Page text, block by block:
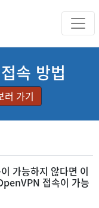
속 방법
러 가기
가능하지 않다면 이
접속이 가능